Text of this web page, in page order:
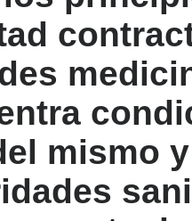
mismo